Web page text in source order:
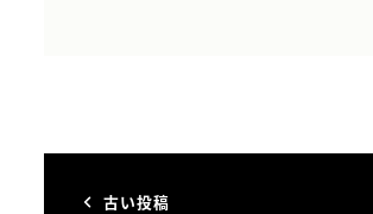
古い投稿